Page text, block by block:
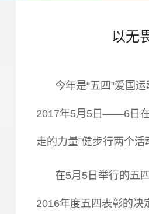
以无
今年是“五四”爱国
2017年5月5日——6日在
走的力量”健步行两个
在5月5日举行的五
2016年度五四表彰的决